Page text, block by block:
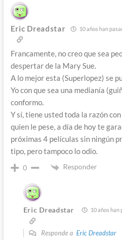
Eric Dreadstar 10 años han
Francamente, no creo que sea
despertar de la Mary Sue.
A lo mejor esta (Superlopez) se
Yo con que sea una medianía
conformo.
Y sí, tiene usted toda la razón
quien le pese, a día de hoy te
próximas 4 películas sin ningún
tipo, pero tampoco lo odio.
0 Responder
Eric Dreadstar 10 años han
Responde a Eric Dreadstar